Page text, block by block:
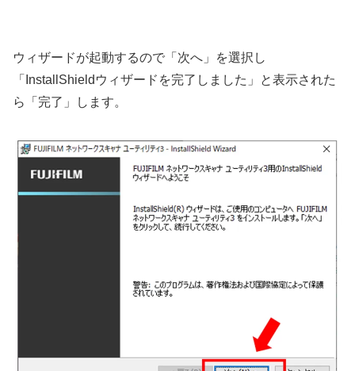
ウィザードが起動するので「次へ」を選択し
「InstallShieldウィザードを完了しました」と表示された
ら「完了」します。